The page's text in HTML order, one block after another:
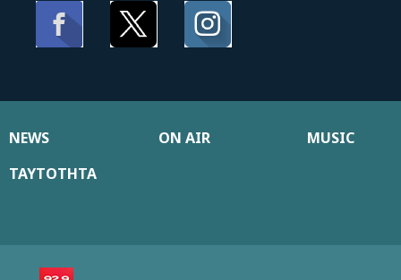
NEWS ON AIR
MUSIC
ΤΑΥΤΟΤΗΤΑ